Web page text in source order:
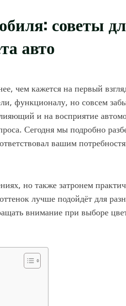
советы
авто
чем кажется на первый
функционалу, но совсем
и на восприятие
Сегодня мы подробно
вашим
но также затронем
лучше подойдёт для
внимание при выборе